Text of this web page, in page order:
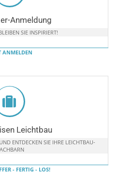
Anmeldung
SIE INSPIRIERT!
ANMELDEN
Leichtbau
ENTDECKEN SIE IHRE LEICHTBAU-
- FERTIG - LOS!